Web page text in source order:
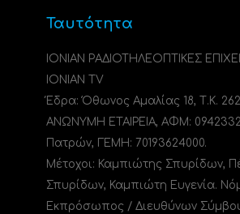
Ταυτότητα
ΙΟΝΙΑΝ ΡΑΔΙΟΤΗΛΕΟΠΤΙΚΕΣ
IONIAN TV
Έδρα: Όθωνος Αμαλίας 18, Τ.Κ.
ΑΝΩΝΥΜΗ ΕΤΑΙΡΕΙΑ, ΑΦΜ:
Πατρών, ΓΕΜΗ: 70193624000.
Μέτοχοι: Καμπιώτης Σπυρίδων,
Σπυρίδων, Καμπιώτη Ευγενία.
Εκπρόσωπος / Διευθύνων